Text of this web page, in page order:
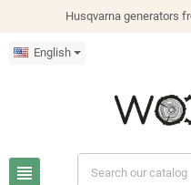
Husqvarna generators
English
view_headline